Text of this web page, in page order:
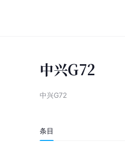
中兴G72
中兴G72
条目